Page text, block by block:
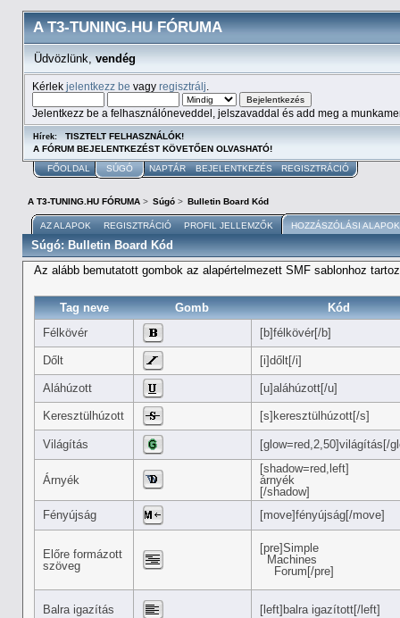
A T3-TUNING.HU FÓRUMA
Üdvözlünk,vendég
Kérlek jelentkezz be vagy regisztrálj
Jelentkezz be a felhasználóneveddel, jelszavaddal és add meg a
Hírek:
TISZTELT FELHASZNÁLÓK!
A FÓRUM BEJELENTKEZÉST KÖVETŐEN OLVASHATÓ!
FŐOLDAL SÚGÓ NAPTÁR BEJELENTKEZÉS REGISZTRÁCIÓ
A T3-TUNING.HU FÓRUMA> Súgó > Bulletin Board Kód
AZ ALAPOK REGISZTRÁCIÓ PROFIL JELLEMZŐK HOZZÁSZÓLÁSI ALAPOK
Súgó: Bulletin Board Kód
Az alább bemutatott gombok az alapértelmezett SMF sablonhoz
Tag neve Gomb
Kód
Félkövér
[b]félkövér[/b]
Dőlt [i]dőlt[/i]
Aláhúzott [u]aláhúzott[/u]
Keresztülhúzott [s]keresztülhúzott[/s]
Világítás [glow=red,2,50]világítás[/
Árnyék
[shadow=red,left]
árnyék
[/shadow]
Fényújság
[move]fényújság[/move]
Előre formázott
szöveg
[pre]Simple
Machines
Forum[/pre]
Balra igazítás [left]balra igazított[/left]